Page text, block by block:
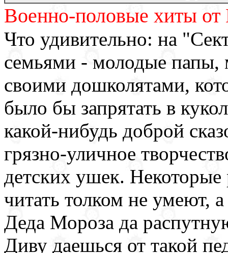
Военно-половые хиты
Что удивительно: на
семьями - молодые папы,
своими дошколятами,
было бы запрятать в
какой-нибудь доброй
грязно-уличное
детских ушек.
читать толком не умеют,
Деда Мороза да
Диву даешься от такой